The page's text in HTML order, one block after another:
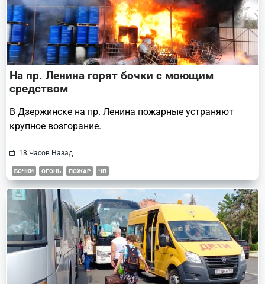
На пр. Ленина горят бочки с моющим
средством
В Дзержинске на пр. Ленина пожарные устраняют
крупное возгорание.
18 Часов Назад
БОЧКИ ОГОНЬ ПОЖАР ЧП